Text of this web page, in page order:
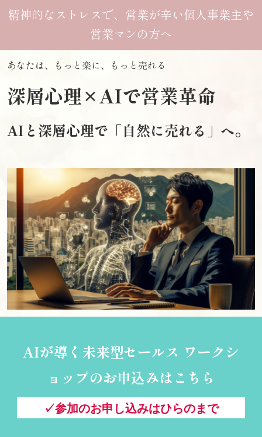
精神的なストレスで、営業が辛い個人事業主や
営業マンの方へ
あなたは、もっと楽に、もっと売れる
深層心理×AIで営業革命
AIと深層心理で「自然に売れる」へ。
AIが導く未来型セールス ワークシ
ョップのお申込みはこちら
✓参加のお申し込みはひらのまで